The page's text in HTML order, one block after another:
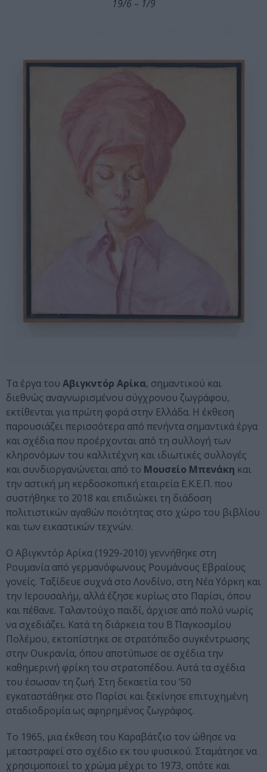
19/6 – 1/9
Τα έργα του Αβιγκντόρ Αρίκα, σημαντικού και
διεθνώς αναγνωρισμένου σύγχρονου ζωγράφου,
εκτίθενται για πρώτη φορά στην Ελλάδα. Η έκθεση
παρουσιάζει περισσότερα από πενήντα σημαντικά έργα
και σχέδια που προέρχονται από τη συλλογή των
κληρονόμων του καλλιτέχνη και ιδιωτικές συλλογές
και συνδιοργανώνεται από το Μουσείο Μπενάκη και
την αστική μη κερδοσκοπική εταιρεία Ε.Κ.Ε.Π. που
συστήθηκε το 2018 και επιδιώκει τη διάδοση
πολιτιστικών αγαθών ποιότητας στο χώρο του βιβλίου
και των εικαστικών τεχνών.
Ο Αβιγκντόρ Αρίκα (1929-2010) γεννήθηκε στη
Ρουμανία από γερμανόφωνους Ρουμάνους Εβραίους
γονείς. Ταξίδευε συχνά στο Λονδίνο, στη Νέα Υόρκη και
την Ιερουσαλήμ, αλλά έζησε κυρίως στο Παρίσι, όπου
και πέθανε. Ταλαντούχο παιδί, άρχισε από πολύ νωρίς
να σχεδιάζει. Κατά τη διάρκεια του Β΄ Παγκοσμίου
Πολέμου, εκτοπίστηκε σε στρατόπεδο συγκέντρωσης
στην Ουκρανία, όπου αποτύπωσε σε σχέδια την
καθημερινή φρίκη του στρατοπέδου. Αυτά τα σχέδια
του έσωσαν τη ζωή. Στη δεκαετία του ’50
εγκαταστάθηκε στο Παρίσι και ξεκίνησε επιτυχημένη
σταδιοδρομία ως αφηρημένος ζωγράφος.
Το 1965, μια έκθεση του Καραβάτζιο τον ώθησε να
μεταστραφεί στο σχέδιο εκ του φυσικού. Σταμάτησε να
χρησιμοποιεί το χρώμα μέχρι το 1973, οπότε και